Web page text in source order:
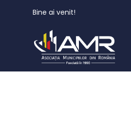
Bine ai venit!